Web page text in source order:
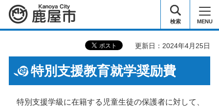
鹿屋市 検索 MENU
更新日：2024年4月25日
特別支援教育就学奨励費
特別支援学級に在籍する児童生徒の保護者に対して、